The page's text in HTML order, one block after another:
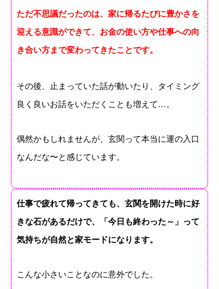
ただ不思議だったのは、家に帰るたびに豊かさを
迎える意識ができて、お金の使い方や仕事への向
き合い方まで変わってきたことです。
その後、止まっていた話が動いたり、タイミング
良く良いお話をいただくことも増えて…。
偶然かもしれませんが、玄関って本当に運の入口
なんだな〜と感じています。
仕事で疲れて帰ってきても、玄関を開けた時に好
きな石があるだけで、「今日も終わった～」って
気持ちが自然と家モードになります。
こんな小さいことなのに意外でした。